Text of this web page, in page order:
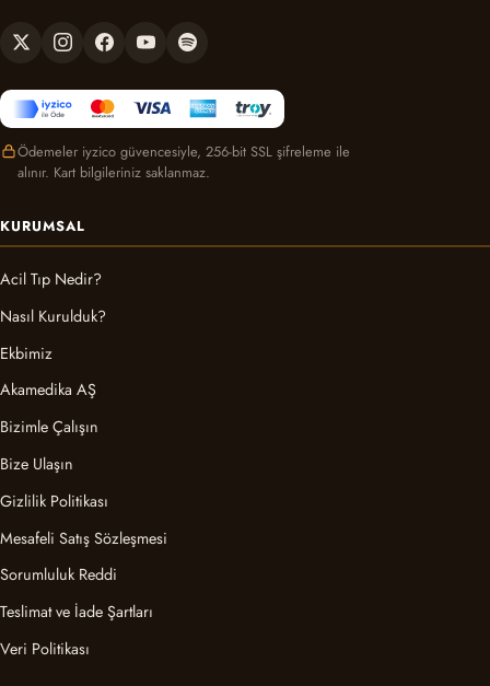
Ödemeler iyzico güvencesiyle, 256-bit SSL şifreleme ile
alınır. Kart bilgileriniz saklanmaz.
KURUMSAL
Acil Tıp Nedir?
Nasıl Kurulduk?
Ekbimiz
Akamedika AŞ
Bizimle Çalışın
Bize Ulaşın
Gizlilik Politikası
Mesafeli Satış Sözleşmesi
Sorumluluk Reddi
Teslimat ve İade Şartları
Veri Politikası